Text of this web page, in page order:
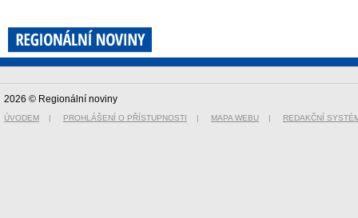
2026 © Regionální noviny
ÚVODEM | PROHLÁŠENÍ O PŘÍSTUPNOSTI | MAPA WEBU | REDAKČNÍ